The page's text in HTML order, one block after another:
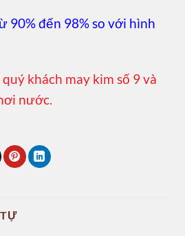
90% đến 98% so với hình
quý khách may kim số 9 và
nước.